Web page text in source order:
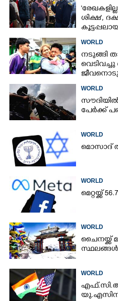
ശിക്ഷ',
പേർ
WORLD
നടുങ്ങി
WORLD
പേർക്ക്
WORLD
മൊസാദ്
WORLD
മെറ്റയ്ക്ക്
WORLD
ചൈനയ്ക്ക്
WORLD
യു.എസിന്